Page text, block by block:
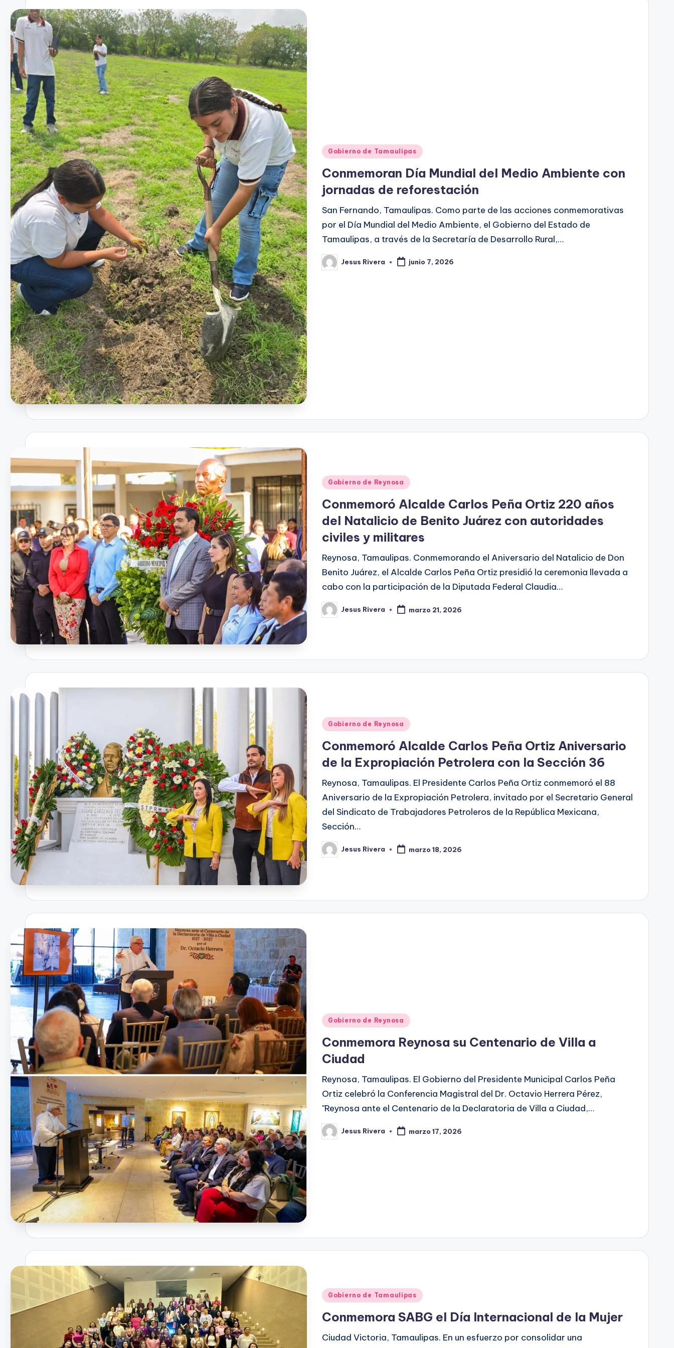
Publicado
Gobierno de Tamaulipas
Conmemoran Día Mundial del Medio Ambiente con
jornadas de reforestación
San Fernando, Tamaulipas. Como parte de las acciones conmemorativas
por el Día Mundial del Medio Ambiente, el Gobierno del Estado de
Tamaulipas, a través de la Secretaría de Desarrollo Rural,…
Publicado
por
Jesus Rivera junio 7, 2026
Publicado
Gobierno de Reynosa
Conmemoró Alcalde Carlos Peña Ortiz 220 años
del Natalicio de Benito Juárez con autoridades
civiles y militares
Reynosa, Tamaulipas. Conmemorando el Aniversario del Natalicio de Don
Benito Juárez, el Alcalde Carlos Peña Ortiz presidió la ceremonia llevada a
cabo con la participación de la Diputada Federal Claudia…
Publicado
por
Jesus Rivera marzo 21, 2026
Publicado
Gobierno de Reynosa
Conmemoró Alcalde Carlos Peña Ortiz Aniversario
de la Expropiación Petrolera con la Sección 36
Reynosa, Tamaulipas. El Presidente Carlos Peña Ortiz conmemoró el 88
Aniversario de la Expropiación Petrolera, invitado por el Secretario General
del Sindicato de Trabajadores Petroleros de la República Mexicana,
Sección…
Publicado
por
Jesus Rivera marzo 18, 2026
Publicado
Gobierno de Reynosa
Conmemora Reynosa su Centenario de Villa a
Ciudad
Reynosa, Tamaulipas. El Gobierno del Presidente Municipal Carlos Peña
Ortiz celebró la Conferencia Magistral del Dr. Octavio Herrera Pérez,
"Reynosa ante el Centenario de la Declaratoria de Villa a Ciudad,…
Publicado
por
Jesus Rivera marzo 17, 2026
Publicado
Gobierno de Tamaulipas
Conmemora SABG el Día Internacional de la Mujer
Ciudad Victoria, Tamaulipas. En un esfuerzo por consolidar una